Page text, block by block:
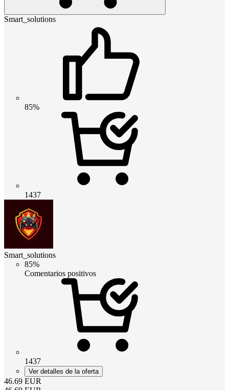
Smart_solutions
85%
1437
Smart_solutions
85%
Comentarios positivos
1437
Ver detalles de la oferta
46.69 EUR